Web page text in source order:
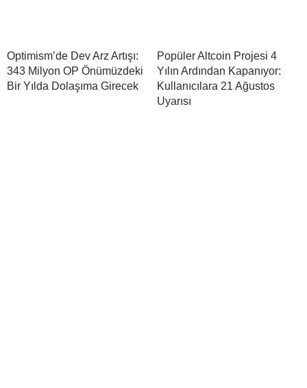
Optimism’de Dev Arz Artışı:
343 Milyon OP Önümüzdeki
Bir Yılda Dolaşıma Girecek
Popüler Altcoin Projesi 4
Yılın Ardından Kapanıyor:
Kullanıcılara 21 Ağustos
Uyarısı